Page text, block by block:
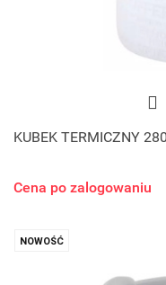
KUBEK TERMICZNY
Cena po zalogowaniu
NOWOŚĆ